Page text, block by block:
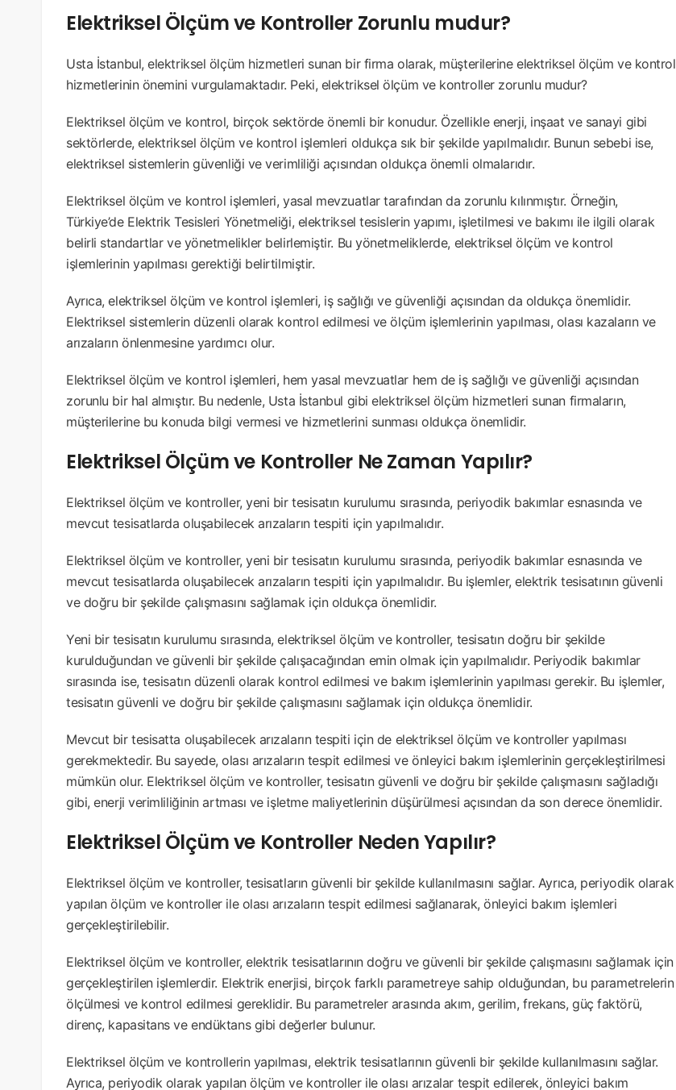
Elektriksel Ölçüm ve Kontroller Zorunlu mudur?
Usta İstanbul, elektriksel ölçüm hizmetleri sunan bir firma olarak, müşterilerine elektriksel ölçüm ve kontrol
hizmetlerinin önemini vurgulamaktadır. Peki, elektriksel ölçüm ve kontroller zorunlu mudur?
Elektriksel ölçüm ve kontrol, birçok sektörde önemli bir konudur. Özellikle enerji, inşaat ve sanayi gibi
sektörlerde, elektriksel ölçüm ve kontrol işlemleri oldukça sık bir şekilde yapılmalıdır. Bunun sebebi ise,
elektriksel sistemlerin güvenliği ve verimliliği açısından oldukça önemli olmalarıdır.
Elektriksel ölçüm ve kontrol işlemleri, yasal mevzuatlar tarafından da zorunlu kılınmıştır. Örneğin,
Türkiye’de Elektrik Tesisleri Yönetmeliği, elektriksel tesislerin yapımı, işletilmesi ve bakımı ile ilgili olarak
belirli standartlar ve yönetmelikler belirlemiştir. Bu yönetmeliklerde, elektriksel ölçüm ve kontrol
işlemlerinin yapılması gerektiği belirtilmiştir.
Ayrıca, elektriksel ölçüm ve kontrol işlemleri, iş sağlığı ve güvenliği açısından da oldukça önemlidir.
Elektriksel sistemlerin düzenli olarak kontrol edilmesi ve ölçüm işlemlerinin yapılması, olası kazaların ve
arızaların önlenmesine yardımcı olur.
Elektriksel ölçüm ve kontrol işlemleri, hem yasal mevzuatlar hem de iş sağlığı ve güvenliği açısından
zorunlu bir hal almıştır. Bu nedenle, Usta İstanbul gibi elektriksel ölçüm hizmetleri sunan firmaların,
müşterilerine bu konuda bilgi vermesi ve hizmetlerini sunması oldukça önemlidir.
Elektriksel Ölçüm ve Kontroller Ne Zaman Yapılır?
Elektriksel ölçüm ve kontroller, yeni bir tesisatın kurulumu sırasında, periyodik bakımlar esnasında ve
mevcut tesisatlarda oluşabilecek arızaların tespiti için yapılmalıdır.
Elektriksel ölçüm ve kontroller, yeni bir tesisatın kurulumu sırasında, periyodik bakımlar esnasında ve
mevcut tesisatlarda oluşabilecek arızaların tespiti için yapılmalıdır. Bu işlemler, elektrik tesisatının güvenli
ve doğru bir şekilde çalışmasını sağlamak için oldukça önemlidir.
Yeni bir tesisatın kurulumu sırasında, elektriksel ölçüm ve kontroller, tesisatın doğru bir şekilde
kurulduğundan ve güvenli bir şekilde çalışacağından emin olmak için yapılmalıdır. Periyodik bakımlar
sırasında ise, tesisatın düzenli olarak kontrol edilmesi ve bakım işlemlerinin yapılması gerekir. Bu işlemler,
tesisatın güvenli ve doğru bir şekilde çalışmasını sağlamak için oldukça önemlidir.
Mevcut bir tesisatta oluşabilecek arızaların tespiti için de elektriksel ölçüm ve kontroller yapılması
gerekmektedir. Bu sayede, olası arızaların tespit edilmesi ve önleyici bakım işlemlerinin gerçekleştirilmesi
mümkün olur. Elektriksel ölçüm ve kontroller, tesisatın güvenli ve doğru bir şekilde çalışmasını sağladığı
gibi, enerji verimliliğinin artması ve işletme maliyetlerinin düşürülmesi açısından da son derece önemlidir.
Elektriksel Ölçüm ve Kontroller Neden Yapılır?
Elektriksel ölçüm ve kontroller, tesisatların güvenli bir şekilde kullanılmasını sağlar. Ayrıca, periyodik olarak
yapılan ölçüm ve kontroller ile olası arızaların tespit edilmesi sağlanarak, önleyici bakım işlemleri
gerçekleştirilebilir.
Elektriksel ölçüm ve kontroller, elektrik tesisatlarının doğru ve güvenli bir şekilde çalışmasını sağlamak için
gerçekleştirilen işlemlerdir. Elektrik enerjisi, birçok farklı parametreye sahip olduğundan, bu parametrelerin
ölçülmesi ve kontrol edilmesi gereklidir. Bu parametreler arasında akım, gerilim, frekans, güç faktörü,
direnç, kapasitans ve endüktans gibi değerler bulunur.
Elektriksel ölçüm ve kontrollerin yapılması, elektrik tesisatlarının güvenli bir şekilde kullanılmasını sağlar.
Ayrıca, periyodik olarak yapılan ölçüm ve kontroller ile olası arızalar tespit edilerek, önleyici bakım